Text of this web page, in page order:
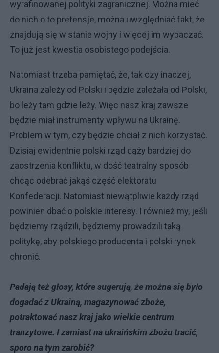
wyrafinowanej polityki zagranicznej. Można mieć
do nich o to pretensje, można uwzględniać fakt, że
znajdują się w stanie wojny i więcej im wybaczać.
To już jest kwestia osobistego podejścia.
Natomiast trzeba pamiętać, że, tak czy inaczej,
Ukraina zależy od Polski i będzie zależała od Polski,
bo leży tam gdzie leży. Więc nasz kraj zawsze
będzie miał instrumenty wpływu na Ukrainę.
Problem w tym, czy będzie chciał z nich korzystać.
Dzisiaj ewidentnie polski rząd dąży bardziej do
zaostrzenia konfliktu, w dość teatralny sposób
chcąc odebrać jakąś część elektoratu
Konfederacji. Natomiast niewątpliwie każdy rząd
powinien dbać o polskie interesy. I również my, jeśli
będziemy rządzili, będziemy prowadzili taką
politykę, aby polskiego producenta i polski rynek
chronić.
Padają też głosy, które sugerują, że można się było
dogadać z Ukrainą, magazynować zboże,
potraktować nasz kraj jako wielkie centrum
tranzytowe. I zamiast na ukraińskim zbożu tracić,
sporo na tym zarobić?